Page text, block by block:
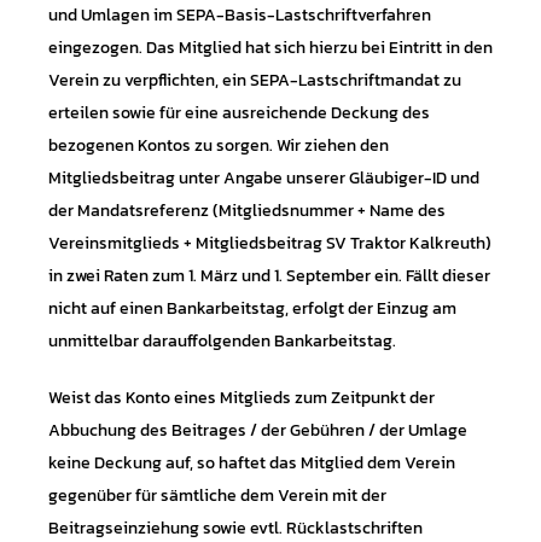
und Umlagen im SEPA-Basis-Lastschriftverfahren
eingezogen. Das Mitglied hat sich hierzu bei Eintritt in den
Verein zu verpflichten, ein SEPA-Lastschriftmandat zu
erteilen sowie für eine ausreichende Deckung des
bezogenen Kontos zu sorgen. Wir ziehen den
Mitgliedsbeitrag unter Angabe unserer Gläubiger-ID und
der Mandatsreferenz (Mitgliedsnummer + Name des
Vereinsmitglieds + Mitgliedsbeitrag SV Traktor Kalkreuth)
in zwei Raten zum 1. März und 1. September ein. Fällt dieser
nicht auf einen Bankarbeitstag, erfolgt der Einzug am
unmittelbar darauffolgenden Bankarbeitstag.
Weist das Konto eines Mitglieds zum Zeitpunkt der
Abbuchung des Beitrages / der Gebühren / der Umlage
keine Deckung auf, so haftet das Mitglied dem Verein
gegenüber für sämtliche dem Verein mit der
Beitragseinziehung sowie evtl. Rücklastschriften